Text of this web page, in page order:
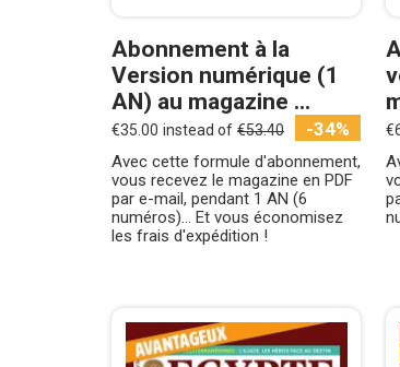
Abonnement à la
Version numérique (1
AN) au magazine ...
€35.00 instead of €53.40 -34%
Avec cette formule d'abonnement,
vous recevez le magazine en PDF
par e-mail, pendant 1 AN (6
numéros)… Et vous économisez
les frais d'expédition !